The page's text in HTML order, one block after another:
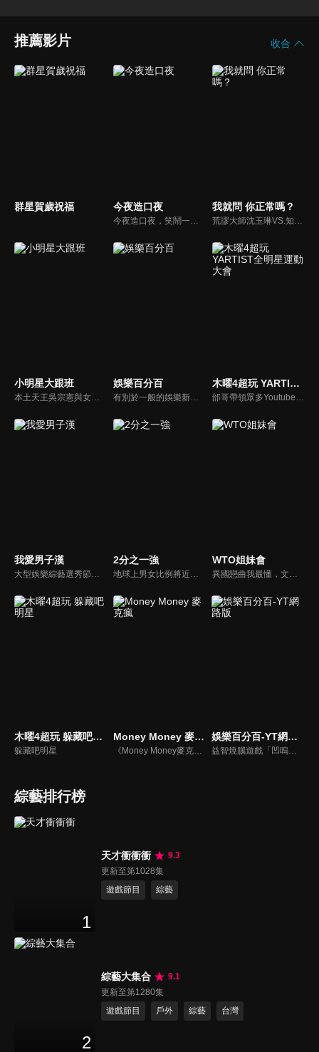
推薦影片 收合
群星賀歲祝福 今夜造口夜
今夜造口夜，笑鬧一整夜。以網路自製嘲諷節目走紅、在網路擁有廣大支持群眾和影響力的主播「視網膜」，藉此一揉合綜藝與喜劇之談話性節目，帶觀眾以輕鬆之方式，瞭解時下最熱門、最能引起共鳴的社會議題、現象和人物。 多元的切入角度、最輕鬆易懂的議題剖析、言論尺度不設限！
我就問 你正常嗎？
小明星大跟班
本土天王吳宗憲與女兒吳姍儒（Sandy）搭檔主持，每集邀請來賓暢談演藝圈大小事，父女檔聯手笑果十足，老梗搭上新世代，最新組合強勢登場！
娛樂百分百
有別於一般的娛樂新聞播報，透過遊戲、粉絲互動認識大明星們的真性情，歌唱單元讓你享受歌手們天籟般的歌聲，各式專題報導是為最佳懶人包，掌握最新娛樂動態，求新求變的節目單元刺激你的感官、滿足你的視覺，帶給你滿滿的歡笑，洗去整日的疲憊！
木曜4超玩 YARTIST全明星運動大會
邰哥帶領眾多Youtuber舉辦運動會，全部人都動起來！木曜4超玩傾盡全力全新大型力作，集結YARTIST一同揮灑汗水爭取榮譽！
我愛男子漢
大型娛樂綜藝選秀節目《我愛男子漢》強勢登場！打造全新華語男子團體！各個參賽者無不卯足全力，使出看家本領只為登上夢想殿堂！為了擄獲評審芳心，哪些參賽者會使出意想不到的絕招呢？獨家精彩內容搶先看，想知道有什麼大來賓大駕光臨？想知道有那些爆笑互動內容？
2分之一強
地球上男女比例將近一比一，也就是有二分之一的女人。我們認為新世代的女人不論在能力、經濟、教育、工作上都不輸男人，這些獨立自主的女人早已撐起半邊天，她們有自己的價值觀和感情觀，我們稱她們是『二分之一強』。
WTO姐妹會
異國戀曲我最懂，文化衝擊大不同！到底新住民怎麼看台灣？讓我們與主持人和來自世界各地的外國朋友，一起聊聊不同國家文化差異、衝擊、風俗、語言學習經驗、婚姻生活等。
木曜4超玩 躲藏吧明星
躲藏吧明星
Money Money 麥克瘋
《Money Money麥克瘋》節目強調不比音準、不比音色，也不比外型、外貌、氣質、長相等如何，只強調只要歌詞記得牢，就可以參加比賽。
娛樂百分百-YT網路版
益智燒腦遊戲「凹嗚狼人殺」激發你的邏輯推理能力，偶像巨星雲集，全球娛樂資訊，一手掌握不脫節！2025全新升級改版，盡在《娛樂百分百-YT網路版》！
綜藝排行榜
1
天才衝衝衝
9.3
更新至第1028集
遊戲節目
綜藝
2
綜藝大集合
9.1
更新至第1280集
遊戲節目
戶外 綜藝 台灣